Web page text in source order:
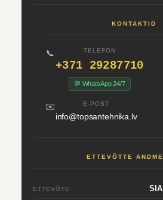
KONTAKTID
📞 TELEFON
+371 29287710
💬 WhatsApp 24/7
✉️ E-POST
info@topsantehnika.lv
ETTEVÕTTE
ETTEVÕTE